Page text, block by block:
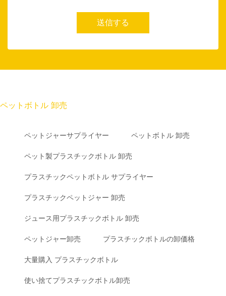
送信する
ペットボトル 卸売
ペットジャーサプライヤー ペットボトル 卸売
ペット製プラスチックボトル 卸売
プラスチックペットボトル サプライヤー
プラスチックペットジャー 卸売
ジュース用プラスチックボトル 卸売
ペットジャー卸売 プラスチックボトルの卸価格
大量購入 プラスチックボトル
使い捨てプラスチックボトル卸売